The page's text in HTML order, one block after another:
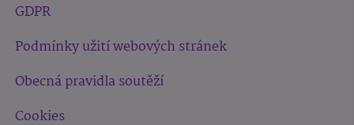
GDPR
Podmínky užití webových stránek
Obecná pravidla soutěží
Cookies